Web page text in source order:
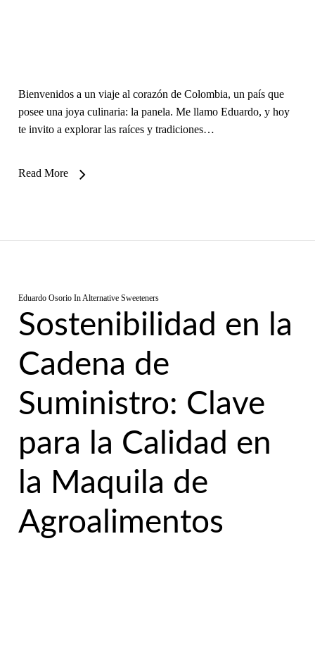
Bienvenidos a un viaje al corazón de Colombia, un país que
posee una joya culinaria: la panela. Me llamo Eduardo, y hoy
te invito a explorar las raíces y tradiciones…
Read More
Eduardo Osorio InAlternative Sweeteners
Sostenibilidad en la
Cadena de
Suministro: Clave
para la Calidad en
la Maquila de
Agroalimentos